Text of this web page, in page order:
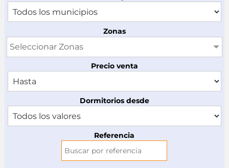
Zonas
Seleccionar Zonas
Precio venta
Dormitorios desde
Referencia